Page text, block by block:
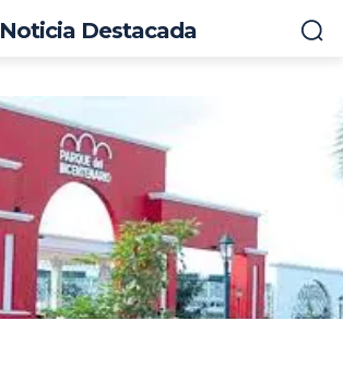
Noticia Destacada